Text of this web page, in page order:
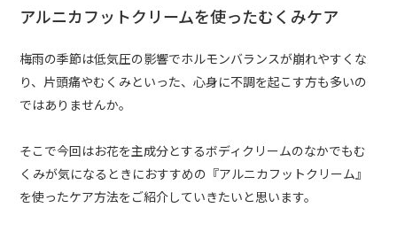
アルニカフットクリームを使ったむくみケア
梅雨の季節は低気圧の影響でホルモンバランスが崩れやすくな
り、片頭痛やむくみといった、心身に不調を起こす方も多いの
ではありませんか。
そこで今回はお花を主成分とするボディクリームのなかでもむ
くみが気になるときにおすすめの『アルニカフットクリーム』
を使ったケア方法をご紹介していきたいと思います。